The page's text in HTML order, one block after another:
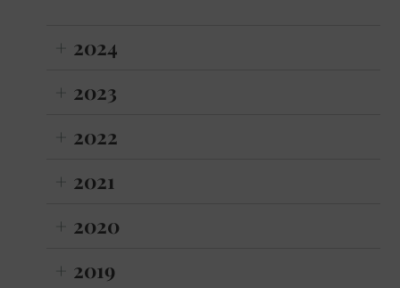
2024
2023
2022
2021
2020
2019